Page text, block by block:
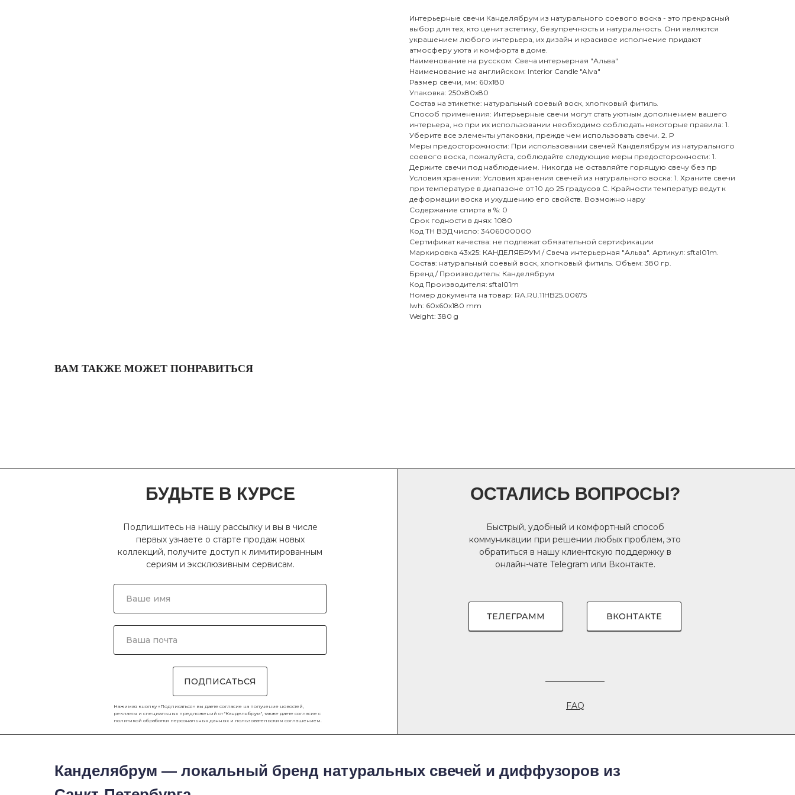
Интерьерные свечи Канделябрум из натурального соевого воска - это прекрасный
выбор для тех, кто ценит эстетику, безупречность и натуральность. Они являются
украшением любого интерьера, их дизайн и красивое исполнение придают
атмосферу уюта и комфорта в доме.
Наименование на русском: Свеча интерьерная "Альва"
Наименование на английском: Interior Candle "Alva"
Размер свечи, мм: 60х180
Упаковка: 250х80х80
Состав на этикетке: натуральный соевый воск, хлопковый фитиль.
Способ применения: Интерьерные свечи могут стать уютным дополнением вашего
интерьера, но при их использовании необходимо соблюдать некоторые правила: 1.
Уберите все элементы упаковки, прежде чем использовать свечи. 2. Р
Меры предосторожности: При использовании свечей Канделябрум из натурального
соевого воска, пожалуйста, соблюдайте следующие меры предосторожности: 1.
Держите свечи под наблюдением. Никогда не оставляйте горящую свечу без пр
Условия хранения: Условия хранения свечей из натурального воска: 1. Храните свечи
при температуре в диапазоне от 10 до 25 градусов С. Крайности температур ведут к
деформации воска и ухудшению его свойств. Возможно нару
Содержание спирта в %: 0
Срок годности в днях: 1080
Код ТН ВЭД число: 3406000000
Сертификат качества: не подлежат обязательной сертификации
Маркировка 43х25: КАНДЕЛЯБРУМ / Свеча интерьерная "Альва". Артикул: sftal01m.
Состав: натуральный соевый воск, хлопковый фитиль. Объем: 380 гр.
Бренд / Производитель: Канделябрум
Код Производителя: sftal01m
Номер документа на товар: RA.RU.11HB25.00675
lwh: 60x60x180 mm
Weight: 380 g
ВАМ ТАКЖЕ МОЖЕТ ПОНРАВИТЬСЯ
ОСТАЛИСЬ ВОПРОСЫ?
Быстрый, удобный и комфортный способ
коммуникации при решении любых проблем, это
обратиться в нашу клиентскую поддержку в
онлайн-чате Telegram или Вконтакте.
ПОДПИСАТЬСЯ
Подпишитесь на нашу рассылку и вы в числе
первых узнаете о старте продаж новых
коллекций, получите доступ к лимитированным
сериям и эксклюзивным сервисам.
FAQ
Нажимая кнопку «Подписаться» вы даете согласие на получение новостей,
рекламы и специальных предложений от "Канделябрум", также даете согласие с
политикой обработки персональных данных и пользовательским соглашением.
ТЕЛЕГРАММ ВКОНТАКТЕ
БУДЬТЕ В КУРСЕ
Канделябрум — локальный бренд натуральных свечей и диффузоров из